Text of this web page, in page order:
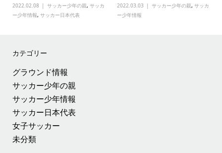
2022.02.08 サッカー少年の親, サッカ
ー少年情報, サッカー日本代表
2022.03.03 サッカー少年の親,サッカ
ー少年情報
カテゴリー
グラウンド情報
サッカー少年の親
サッカー少年情報
サッカー日本代表
女子サッカー
未分類